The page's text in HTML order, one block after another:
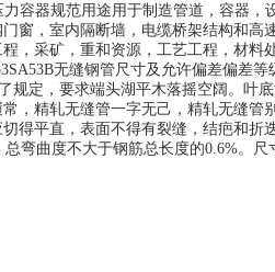
器规范用途用于制造管道，容器，
，室内隔断墙，电缆桥架结构和
，采矿，重和资源，工艺工程，材
无缝钢管尺寸及允许偏差偏差
定，要求端头湖平木落摇空阔。叶
，精轧无缝管一字无己，精轧无缝
平直，表面不得有裂缝，结疤和
弯曲度不大于钢筋总长度的0.6%。